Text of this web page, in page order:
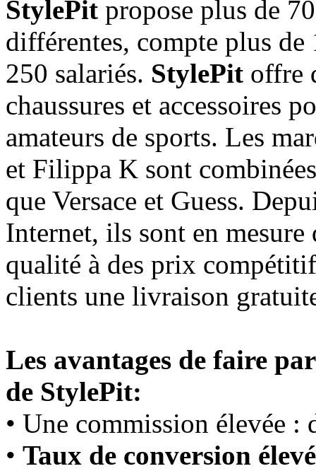
StylePit propose plus de
différentes, compte plus
250 salariés. StylePit offre
chaussures et accessoires
amateurs de sports. Les
et Filippa K sont
que Versace et Guess.
Internet, ils sont en
qualité à des prix
clients une livraison
Les avantages de faire
de StylePit:
• Une commission élevée :
• Taux de conversion élevé